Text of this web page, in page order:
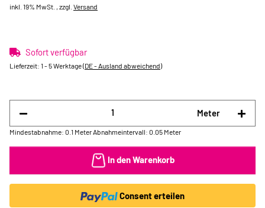
inkl. 19% MwSt. , zzgl. Versand
Sofort verfügbar
Lieferzeit: 1 - 5 Werktage(DE - Ausland abweichend)
Meter
Mindestabnahme: 0.1 Meter Abnahmeintervall: 0.05 Meter
In den Warenkorb
Consent erteilen